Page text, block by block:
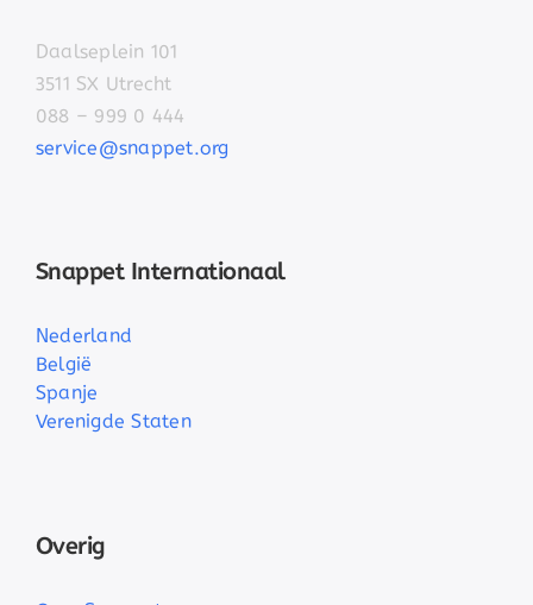
Daalseplein 101
3511 SX Utrecht
088 – 999 0 444
service@snappet.org
Snappet Internationaal
Nederland
België
Spanje
Verenigde Staten
Overig